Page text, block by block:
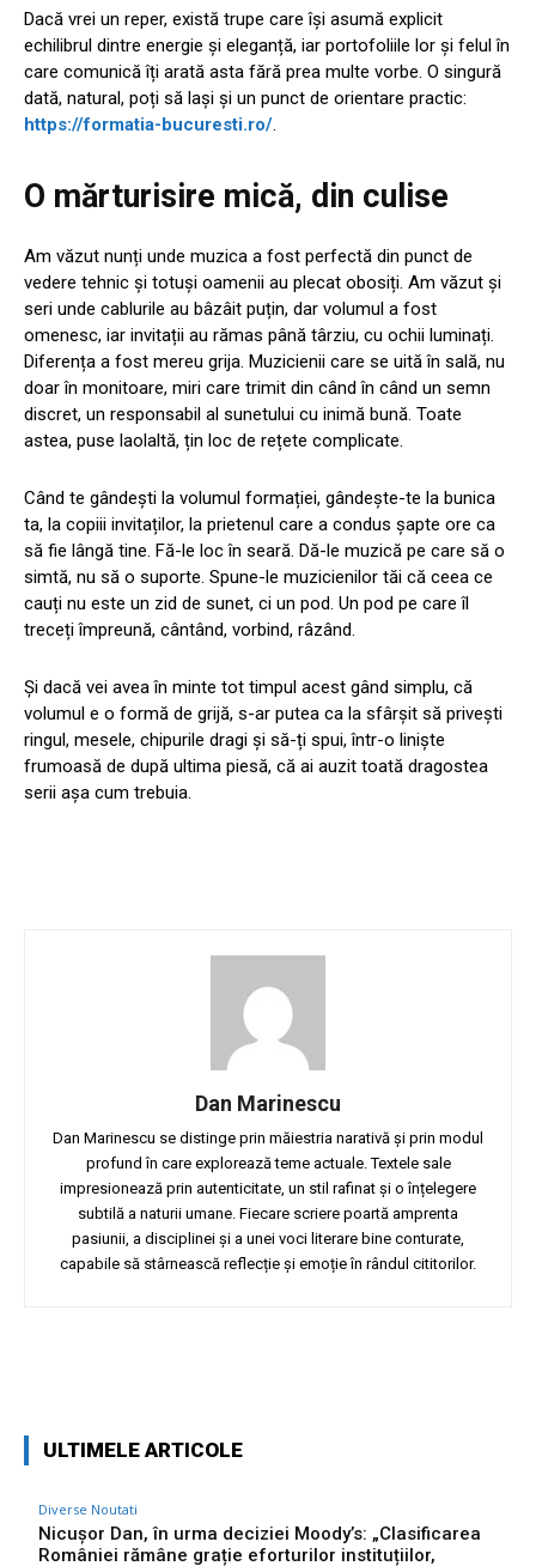
Dacă vrei un reper, există trupe care își asumă explicit
echilibrul dintre energie și eleganță, iar portofoliile lor și felul în
care comunică îți arată asta fără prea multe vorbe. O singură
dată, natural, poți să lași și un punct de orientare practic:
https://formatia-bucuresti.ro/.
O mărturisire mică, din culise
Am văzut nunți unde muzica a fost perfectă din punct de
vedere tehnic și totuși oamenii au plecat obosiți. Am văzut și
seri unde cablurile au bâzâit puțin, dar volumul a fost
omenesc, iar invitații au rămas până târziu, cu ochii luminați.
Diferența a fost mereu grija. Muzicienii care se uită în sală, nu
doar în monitoare, miri care trimit din când în când un semn
discret, un responsabil al sunetului cu inimă bună. Toate
astea, puse laolaltă, țin loc de rețete complicate.
Când te gândești la volumul formației, gândește-te la bunica
ta, la copiii invitaților, la prietenul care a condus șapte ore ca
să fie lângă tine. Fă-le loc în seară. Dă-le muzică pe care să o
simtă, nu să o suporte. Spune-le muzicienilor tăi că ceea ce
cauți nu este un zid de sunet, ci un pod. Un pod pe care îl
treceți împreună, cântând, vorbind, râzând.
Și dacă vei avea în minte tot timpul acest gând simplu, că
volumul e o formă de grijă, s-ar putea ca la sfârșit să privești
ringul, mesele, chipurile dragi și să-ți spui, într-o liniște
frumoasă de după ultima piesă, că ai auzit toată dragostea
serii așa cum trebuia.
Dan Marinescu
Dan Marinescu se distinge prin măiestria narativă și prin modul
profund în care explorează teme actuale. Textele sale
impresionează prin autenticitate, un stil rafinat și o înțelegere
subtilă a naturii umane. Fiecare scriere poartă amprenta
pasiunii, a disciplinei și a unei voci literare bine conturate,
capabile să stârnească reflecție și emoție în rândul cititorilor.
ULTIMELE ARTICOLE
Diverse Noutati
Nicușor Dan, în urma deciziei Moody’s: „Clasificarea
României rămâne grație eforturilor instituțiilor,